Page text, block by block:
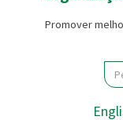
Promover